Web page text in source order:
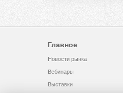
Главное
Новости рынка
Вебинары
Выставки